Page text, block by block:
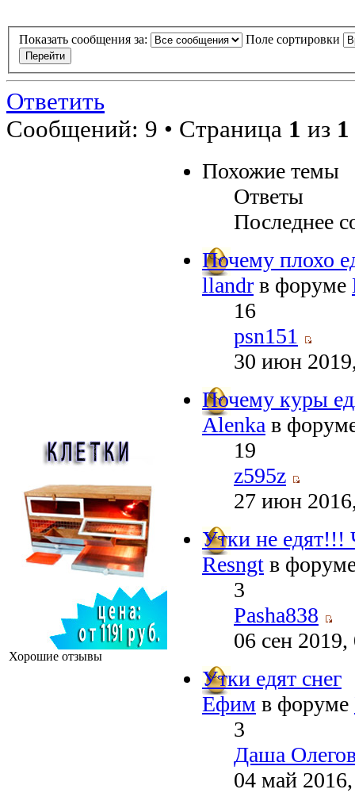
Показать сообщения за: Поле сортировки
Ответить
Сообщений: 9 • Страница 1 из 1
Хорошие отзывы
Похожие темы
Ответы
Последнее
Почему плохо
llandr в форуме
16
psn151
30 июн
Почему куры
Alenka в
19
z595z
27 июн
Утки не едят!!!
Resngt в
3
Pasha838
06 сен 2019,
Утки едят снег
Ефим в форуме
3
Даша
04 май